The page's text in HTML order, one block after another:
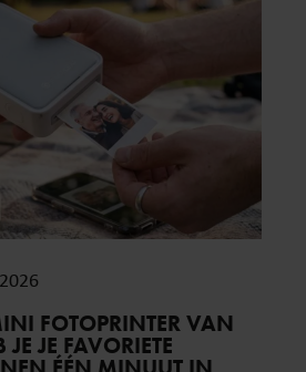
FOTOPRINTER VAN
JE FAVORIETE